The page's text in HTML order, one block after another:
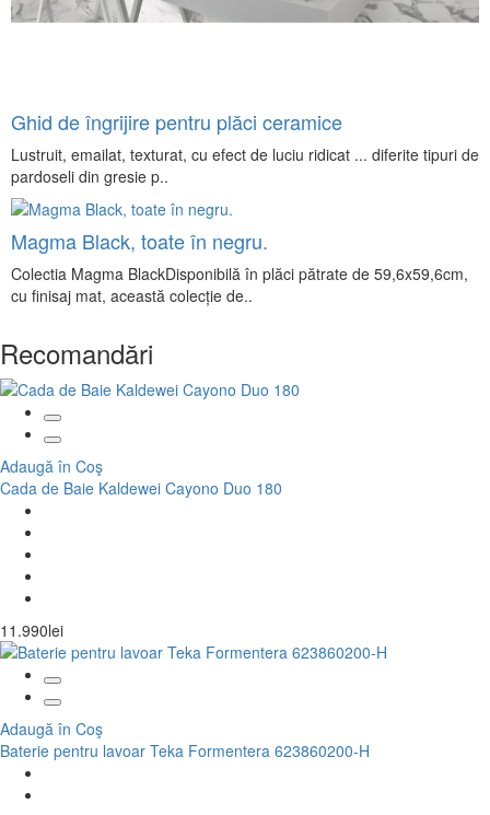
Ghid de îngrijire pentru plăci ceramice
Lustruit, emailat, texturat, cu efect de luciu ridicat ... diferite tipuri de
pardoseli din gresie p..
Magma Black, toate în negru.
Colectia Magma BlackDisponibilă în plăci pătrate de 59,6x59,6cm,
cu finisaj mat, această colecție de..
Recomandări
Adaugă în Coş
Cada de Baie Kaldewei Cayono Duo 180
11.990lei
Adaugă în Coş
Baterie pentru lavoar Teka Formentera 623860200-H